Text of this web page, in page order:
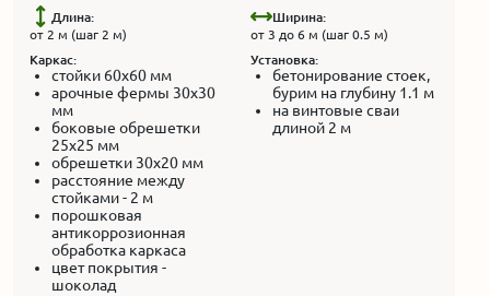
Длина:
от 2 м (шаг 2 м)
Ширина:
от 3 до 6 м (шаг 0.5 м)
Каркас:
стойки 60x60 мм
арочные фермы 30x30
мм
боковые обрешетки
25x25 мм
обрешетки 30x20 мм
расстояние между
стойками - 2 м
порошковая
антикоррозионная
обработка каркаса
цвет покрытия -
шоколад
Установка:
бетонирование стоек,
бурим на глубину 1.1 м
на винтовые сваи
длиной 2 м